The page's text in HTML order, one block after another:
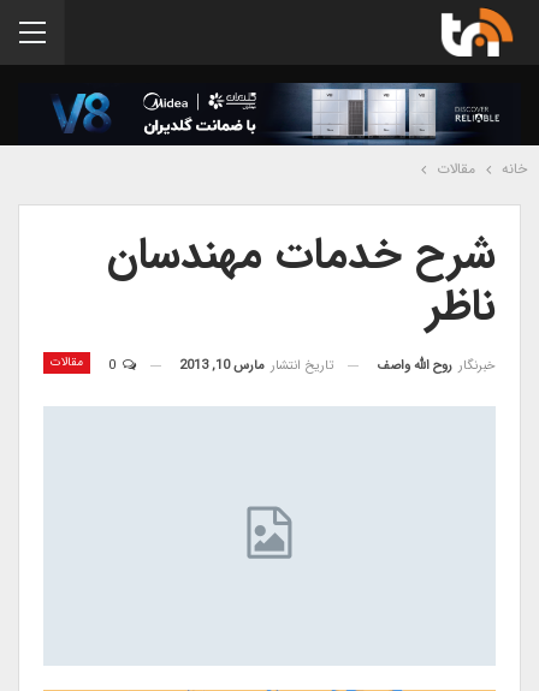
خانه مقالات
شرح خدمات مهندسان
ناظر
مقالات خبرنگار روح الله واصف تاریخ انتشار مارس 10, 2013